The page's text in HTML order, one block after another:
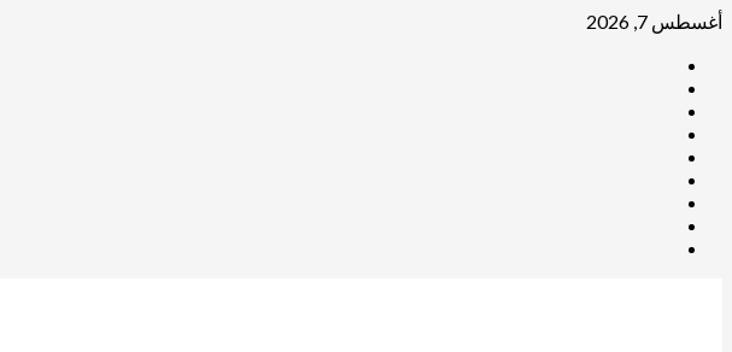
Skip
content
أغسطس 7, 2026